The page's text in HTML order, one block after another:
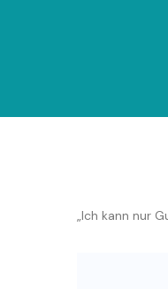
„Ich kann nur